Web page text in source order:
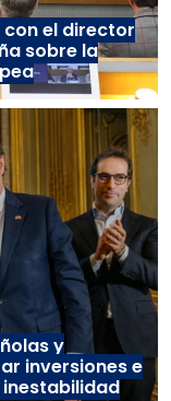
con el director
sobre la
y
inversiones e